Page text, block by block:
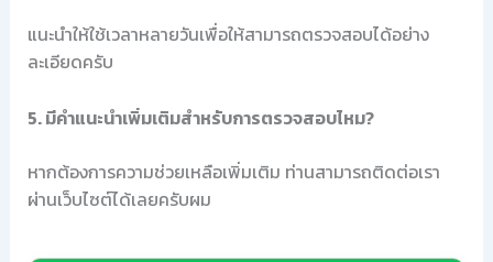
แนะนำให้ใช้เวลาหลายวันเพื่อให้สามารถตรวจสอบได้อย่าง
ละเอียดครับ
5. มีคำแนะนำเพิ่มเติมสำหรับการตรวจสอบไหม?
หากต้องการความช่วยเหลือเพิ่มเติม ท่านสามารถติดต่อเรา
ผ่านเว็บไซต์ได้เลยครับผม